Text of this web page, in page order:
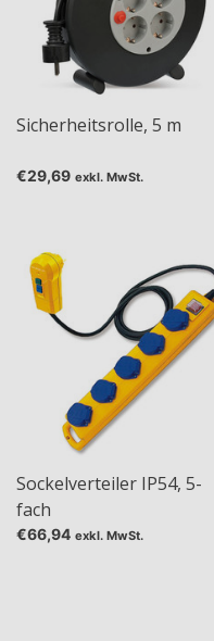
Sicherheitsrolle, 5 m
€29,69 exkl. MwSt.
Sockelverteiler IP54, 5-
fach
€66,94 exkl. MwSt.